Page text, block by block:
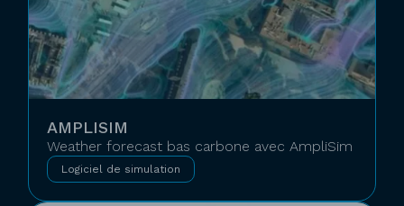
AMPLISIM
Weather forecast bas carbone avec AmpliSim
Logiciel de simulation